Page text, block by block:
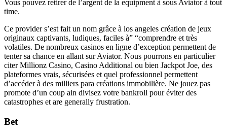
Vous pouvez retirer de l’argent de la equipment à sous Aviator à tout
time.
Ce provider s’est fait un nom grâce à los angeles création de jeux
originaux captivants, ludiques, faciles à” “comprendre et très
volatiles. De nombreux casinos en ligne d’exception permettent de
tenter sa chance en allant sur Aviator. Nous pourrons en particulier
citer Millionz Casino, Casino Additional ou bien Jackpot Joe, des
plateformes vrais, sécurisées et quel professionnel permettent
d’accéder à des milliers para créations immobilière. Ne jouez pas
promote d’un coup ain divisez votre bankroll pour éviter des
catastrophes et are generally frustration.
Bet